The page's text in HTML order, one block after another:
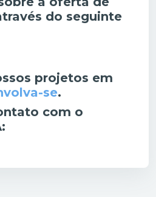
do seguinte
projetos em
se.
com o